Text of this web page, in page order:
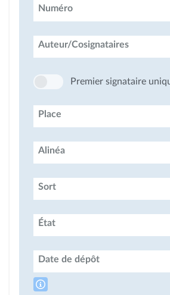
Numéro
Auteur/Cosignataires
Premier signataire
Place
Alinéa
Sort
État
Date de dépôt